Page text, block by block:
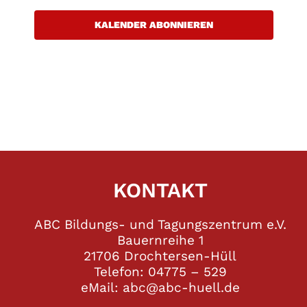
KALENDER ABONNIEREN
KONTAKT
ABC Bildungs- und Tagungszentrum e.V.
Bauernreihe 1
21706 Drochtersen-Hüll
Telefon: 04775 – 529
eMail: abc@abc-huell.de